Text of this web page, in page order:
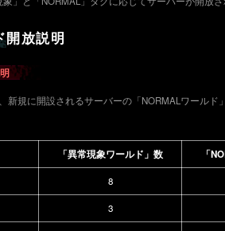
開放説明
新規に開設されるサーバーの「NORMALワール
「異常現象ワールド」数 「
8
3